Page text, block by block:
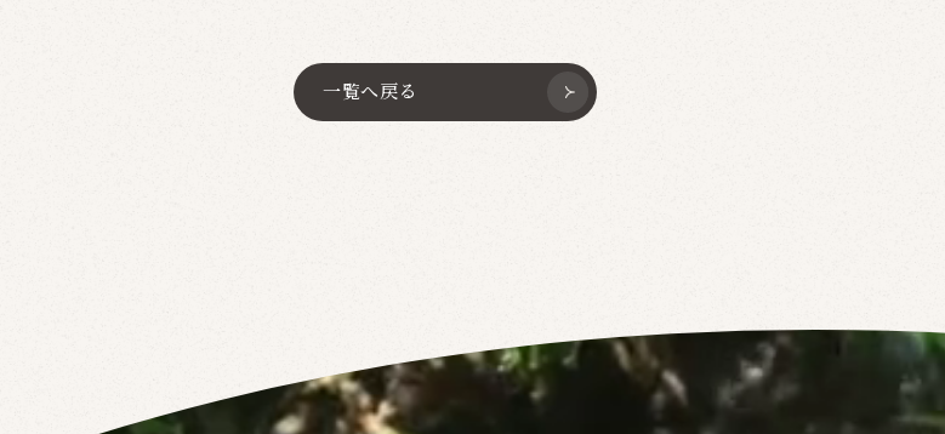
一覧へ戻る